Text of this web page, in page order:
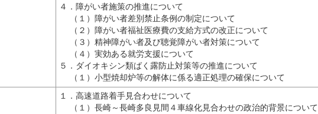
４．障がい者施策の推進について
（１）障がい者差別禁止条例の制定について
（２）障がい者福祉医療費の支給方式の改正について
（３）精神障がい者及び聴覚障がい者対策について
（４）実効ある就労支援について
５．ダイオキシン類ばく露防止対策等の推進について
（１）小型焼却炉等の解体に係る適正処理の確保について
１．高速道路着手見合わせについて
（１）長崎～長崎多良見間４車線化見合わせの政治的背景について